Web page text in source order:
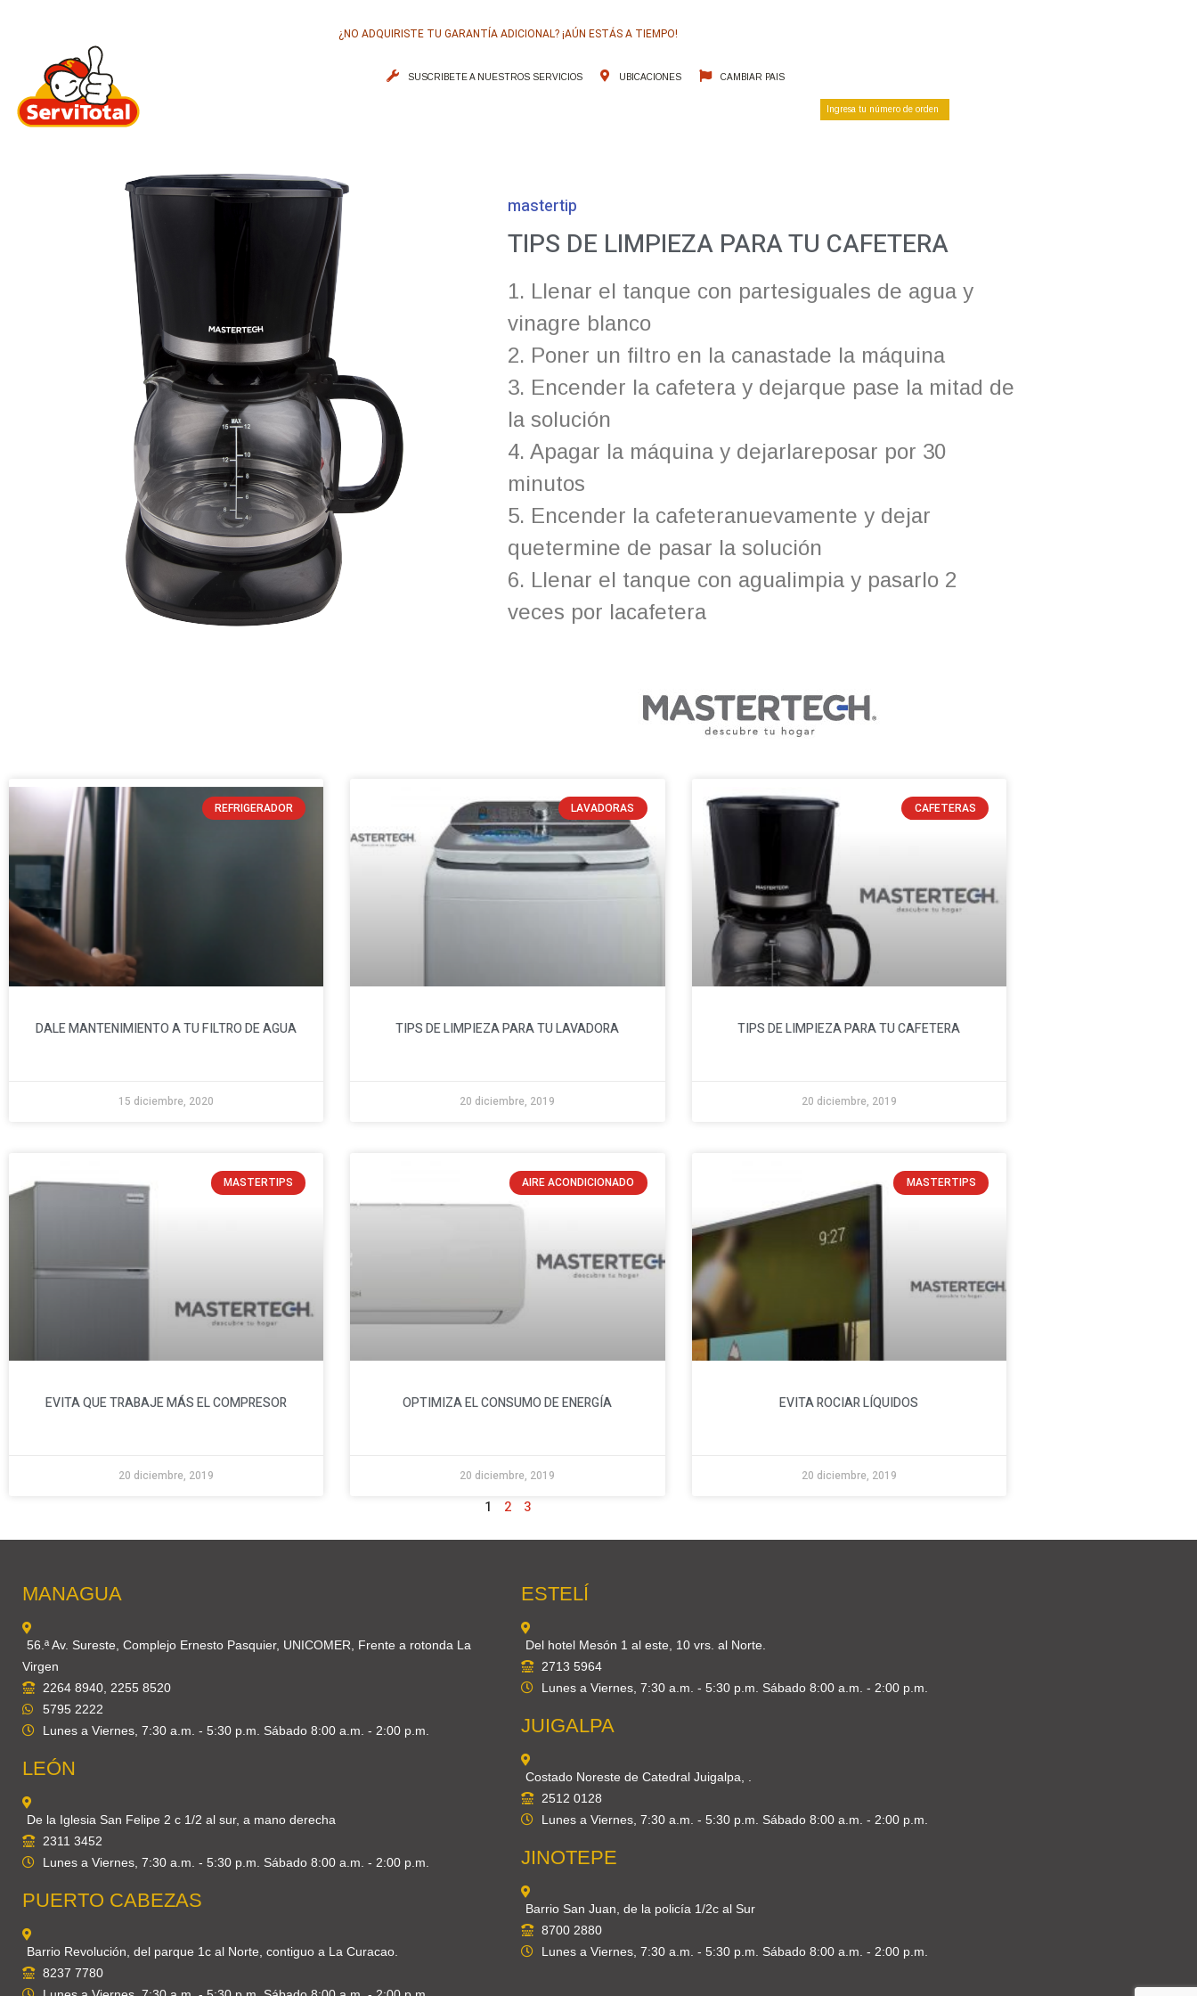
¿NO ADQUIRISTE TU GARANTÍA ADICIONAL? ¡AÚN ESTÁS A TIEMPO!
SUSCRIBETE A NUESTROS SERVICIOS UBICACIONES CAMBIAR PAIS
mastertip
TIPS DE LIMPIEZA PARA TU CAFETERA
1. Llenar el tanque con partesiguales de agua y
vinagre blanco
2. Poner un filtro en la canastade la máquina
3. Encender la cafetera y dejarque pase la mitad de
la solución
4. Apagar la máquina y dejarlareposar por 30
minutos
5. Encender la cafeteranuevamente y dejar
quetermine de pasar la solución
6. Llenar el tanque con agualimpia y pasarlo 2
veces por lacafetera
REFRIGERADOR
DALE MANTENIMIENTO A TU FILTRO DE AGUA
15 diciembre, 2020
LAVADORAS
TIPS DE LIMPIEZA PARA TU LAVADORA
20 diciembre, 2019
CAFETERAS
TIPS DE LIMPIEZA PARA TU CAFETERA
20 diciembre, 2019
MASTERTIPS
EVITA QUE TRABAJE MÁS EL COMPRESOR
20 diciembre, 2019
AIRE ACONDICIONADO
OPTIMIZA EL CONSUMO DE ENERGÍA
20 diciembre, 2019
MASTERTIPS
EVITA ROCIAR LÍQUIDOS
20 diciembre, 2019
1 2 3
MANAGUA
56.ª Av. Sureste, Complejo Ernesto Pasquier, UNICOMER, Frente a rotonda La
Virgen
2264 8940, 2255 8520
5795 2222
Lunes a Viernes, 7:30 a.m. - 5:30 p.m. Sábado 8:00 a.m. - 2:00 p.m.
LEÓN
De la Iglesia San Felipe 2 c 1/2 al sur, a mano derecha
2311 3452
Lunes a Viernes, 7:30 a.m. - 5:30 p.m. Sábado 8:00 a.m. - 2:00 p.m.
PUERTO CABEZAS
Barrio Revolución, del parque 1c al Norte, contiguo a La Curacao.
8237 7780
ESTELÍ
Del hotel Mesón 1 al este, 10 vrs. al Norte.
2713 5964
Lunes a Viernes, 7:30 a.m. - 5:30 p.m. Sábado 8:00 a.m. - 2:00 p.m.
JUIGALPA
Costado Noreste de Catedral Juigalpa, .
2512 0128
Lunes a Viernes, 7:30 a.m. - 5:30 p.m. Sábado 8:00 a.m. - 2:00 p.m.
JINOTEPE
Barrio San Juan, de la policía 1/2c al Sur
8700 2880
Lunes a Viernes, 7:30 a.m. - 5:30 p.m. Sábado 8:00 a.m. - 2:00 p.m.